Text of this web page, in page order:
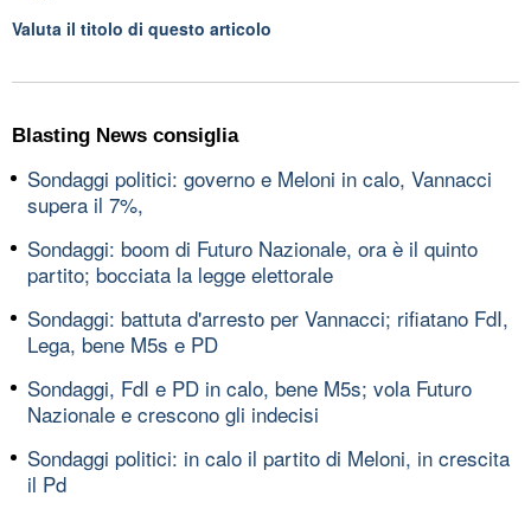
Valuta il titolo di questo articolo
Blasting News consiglia
Sondaggi politici: governo e Meloni in calo, Vannacci
supera il 7%,
Sondaggi: boom di Futuro Nazionale, ora è il quinto
partito; bocciata la legge elettorale
Sondaggi: battuta d'arresto per Vannacci; rifiatano FdI,
Lega, bene M5s e PD
Sondaggi, FdI e PD in calo, bene M5s; vola Futuro
Nazionale e crescono gli indecisi
Sondaggi politici: in calo il partito di Meloni, in crescita
il Pd